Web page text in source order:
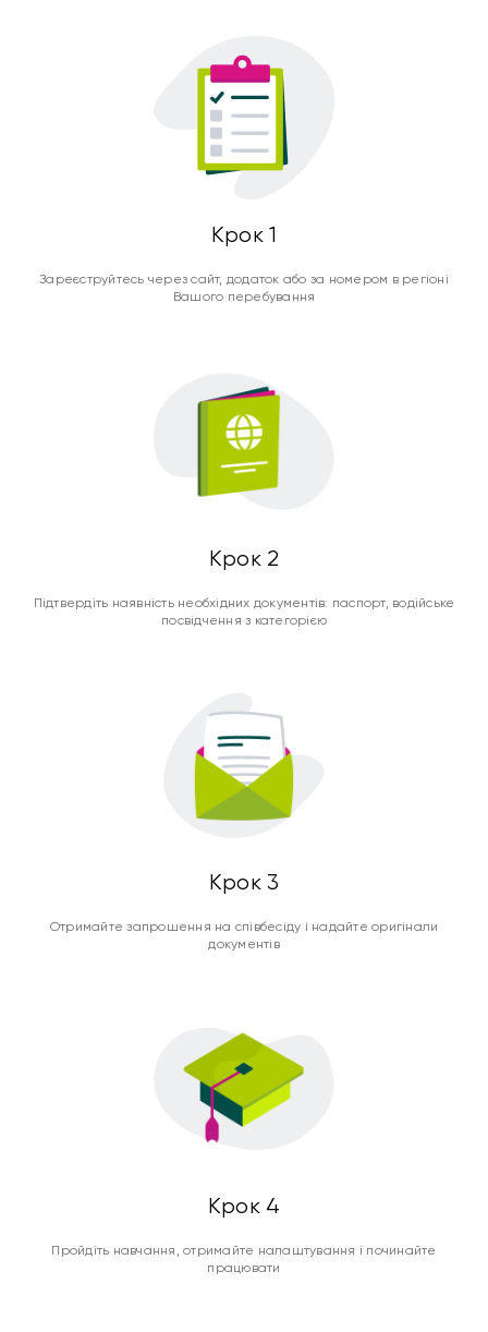
Крок 1
Зареєструйтесь через сайт, додаток або за номером в регіоні
Вашого перебування
Крок 2
Підтвердіть наявність необхідних документів: паспорт, водійське
посвідчення з категорією
Крок 3
Отримайте запрошення на співбесіду і надайте оригінали
документів
Крок 4
Пройдіть навчання, отримайте налаштування і починайте
працювати